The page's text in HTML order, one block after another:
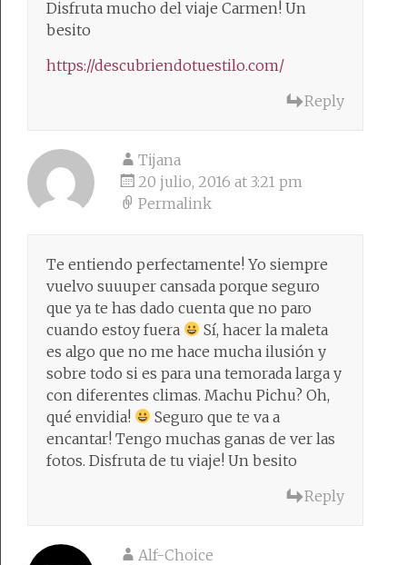
Disfruta mucho del viaje Carmen! Un
besito
https://descubriendotuestilo.com/
Reply
Tijana
20 julio, 2016 at 3:21 pm
Permalink
Te entiendo perfectamente! Yo siempre
vuelvo suuuper cansada porque seguro
que ya te has dado cuenta que no paro
cuando estoy fuera
Sí, hacer la maleta
es algo que no me hace mucha ilusión y
sobre todo si es para una temorada larga y
con diferentes climas. Machu Pichu? Oh,
qué envidia!
Seguro que te va a
encantar! Tengo muchas ganas de ver las
fotos. Disfruta de tu viaje! Un besito
Reply
Alf-Choice